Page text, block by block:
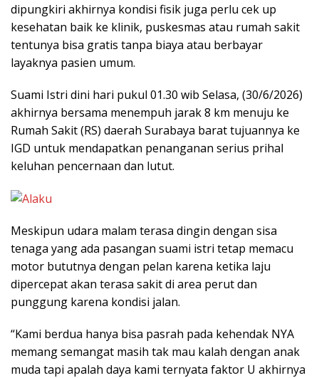
dipungkiri akhirnya kondisi fisik juga perlu cek up
kesehatan baik ke klinik, puskesmas atau rumah sakit
tentunya bisa gratis tanpa biaya atau berbayar
layaknya pasien umum.
Suami Istri dini hari pukul 01.30 wib Selasa, (30/6/2026)
akhirnya bersama menempuh jarak 8 km menuju ke
Rumah Sakit (RS) daerah Surabaya barat tujuannya ke
IGD untuk mendapatkan penanganan serius prihal
keluhan pencernaan dan lutut.
Meskipun udara malam terasa dingin dengan sisa
tenaga yang ada pasangan suami istri tetap memacu
motor bututnya dengan pelan karena ketika laju
dipercepat akan terasa sakit di area perut dan
punggung karena kondisi jalan.
“Kami berdua hanya bisa pasrah pada kehendak NYA
memang semangat masih tak mau kalah dengan anak
muda tapi apalah daya kami ternyata faktor U akhirnya